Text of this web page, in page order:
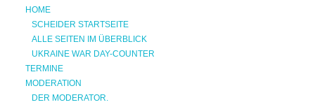
HOME
SCHEIDER STARTSEITE
ALLE SEITEN IM ÜBERBLICK
UKRAINE WAR DAY-COUNTER
TERMINE
MODERATION
DER MODERATOR.